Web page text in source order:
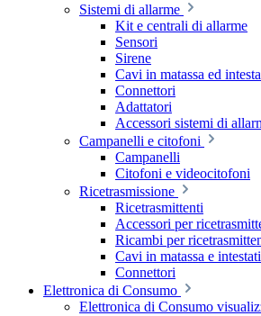
Sistemi di allarme
Kit e centrali di allarme
Sensori
Sirene
Cavi in matassa ed
Connettori
Adattatori
Accessori sistemi di
Campanelli e citofoni
Campanelli
Citofoni e videocitofoni
Ricetrasmissione
Ricetrasmittenti
Accessori per
Ricambi per
Cavi in matassa e
Connettori
Elettronica di Consumo
Elettronica di Consumo